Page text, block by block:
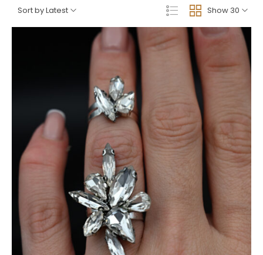
Show 30
Sort by Latest